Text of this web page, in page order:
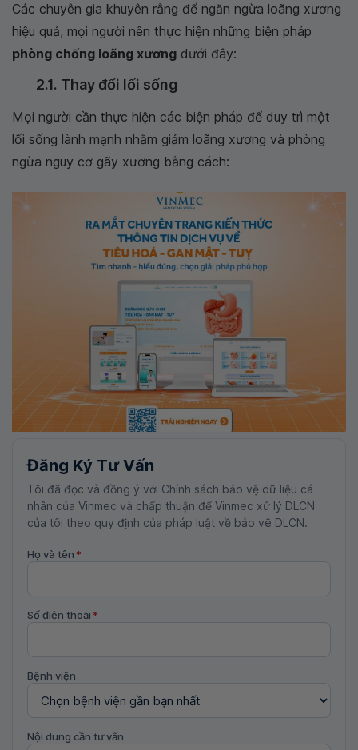
Các chuyên gia khuyên rằng để ngăn ngừa loãng xương
hiệu quả, mọi người nên thực hiện những biện pháp
phòng chống loãng xương dưới đây:
2.1. Thay đổi lối sống
Mọi người cần thực hiện các biện pháp để duy trì một
lối sống lành mạnh nhằm giảm loãng xương và phòng
ngừa nguy cơ gãy xương bằng cách:
Đăng Ký Tư Vấn
Tôi đã đọc và đồng ý với Chính sách bảo vệ dữ liệu cá
nhân của Vinmec và chấp thuận để Vinmec xử lý DLCN
của tôi theo quy định của pháp luật về bảo vệ DLCN.
Họ và tên *
Số điện thoại *
Bệnh viện
Nội dung cần tư vấn